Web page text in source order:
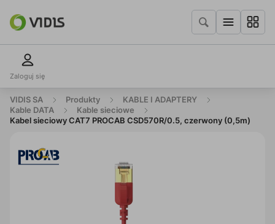
Zaloguj się
VIDIS SA Produkty
KABLE I ADAPTERY
Kable DATA
Kable sieciowe
Kabel sieciowy CAT7 PROCAB CSD570R/0.5, czerwony (0,5m)